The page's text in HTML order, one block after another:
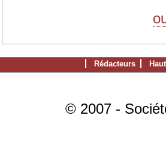
Rédacteurs
© 2007 -